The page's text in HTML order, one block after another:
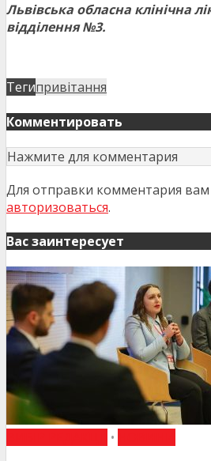
Львівська обласна клінічна
відділення №3.
Тегипривітання
Комментировать
Нажмите для комментария
Для отправки комментария
авторизоваться.
Вас заинтересует
•